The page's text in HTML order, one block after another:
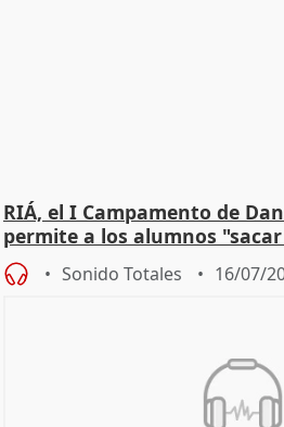
RIÁ, el I Campamento de
permite a los alumnos
piel"
Sonido Totales 16/07/